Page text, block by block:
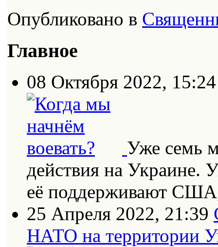
Опубликовано в
Главное
08 Октября 2022, 15:24
Уже семь
действия на Украине.
её поддерживают
25 Апреля 2022, 21:39
НАТО на территории